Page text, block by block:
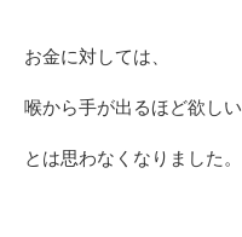
お金に対しては、
喉から手が出るほど欲しい
とは思わなくなりました。